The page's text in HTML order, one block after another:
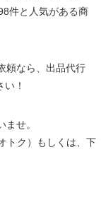
件と人気がある商
頼なら、出品代行
！
せ。
トク）もしくは、下